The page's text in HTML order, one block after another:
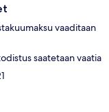
vaaditaan
saatetaan vaatia